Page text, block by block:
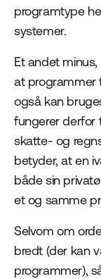
programtype
systemer.
Et andet
at programmer
også kan
fungerer derfor
skatte- og
betyder, at en
både sin
et og samme
Selvom om
bredt (der kan
programmer),